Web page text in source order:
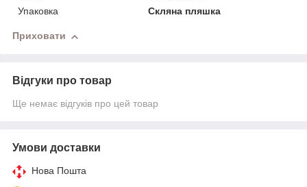
Упаковка
Скляна пляшка
Приховати
Відгуки про товар
Ще немає відгуків про цей товар
Умови доставки
Нова Пошта